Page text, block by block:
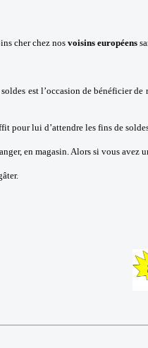
cher chez nos voisins européens
est l’occasion de bénéficier
lui d’attendre les fins de
en magasin. Alors si vous avez